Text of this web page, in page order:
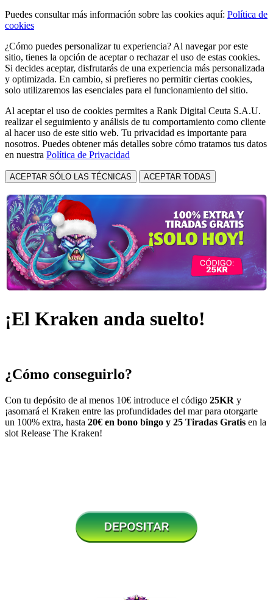
Puedes consultar más información sobre las cookies aquí: Política de
cookies
¿Cómo puedes personalizar tu experiencia? Al navegar por este
sitio, tienes la opción de aceptar o rechazar el uso de estas cookies.
Si decides aceptar, disfrutarás de una experiencia más personalizada
y optimizada. En cambio, si prefieres no permitir ciertas cookies,
solo utilizaremos las esenciales para el funcionamiento del sitio.
Al aceptar el uso de cookies permites a Rank Digital Ceuta S.A.U.
realizar el seguimiento y análisis de tu comportamiento como cliente
al hacer uso de este sitio web. Tu privacidad es importante para
nosotros. Puedes obtener más detalles sobre cómo tratamos tus datos
en nuestra Política de Privacidad
ACEPTAR SÓLO LAS TÉCNICAS ACEPTAR TODAS
¡El Kraken anda suelto!
¿Cómo conseguirlo?
Con tu depósito de al menos 10€ introduce el código 25KR y
¡asomará el Kraken entre las profundidades del mar para otorgarte
un 100% extra, hasta 20€ en bono bingo y 25 Tiradas Gratis en la
slot Release The Kraken!